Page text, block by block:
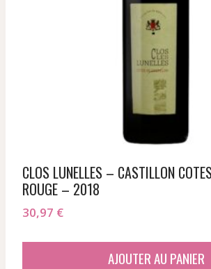
CLOS LUNELLES – CASTILLON
ROUGE – 2018
30,97 €
AJOUTER AU PANIER